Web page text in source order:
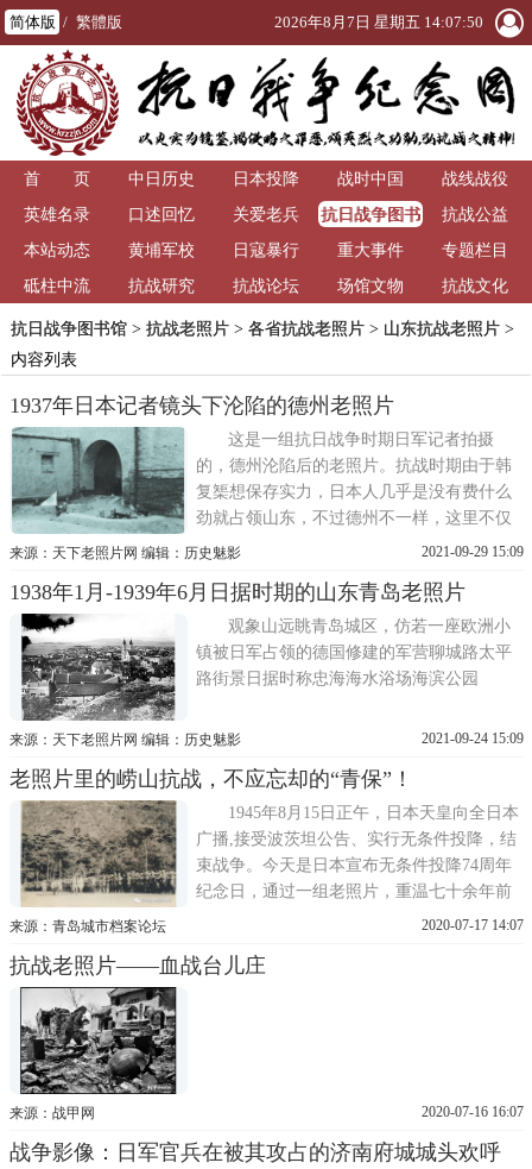
简体版 / 繁體版 2026年8月7日 星期五 14:07:50
首 页 中日历史 日本投降 战时中国
战线战役
英雄名录
口述回忆 关爱老兵
抗日战争图书
馆
抗战公益
本站动态
黄埔军校 日寇暴行 重大事件
专题栏目
砥柱中流
抗战研究 抗战论坛 场馆文物 抗战文化
抗日战争图书馆> 抗战老照片> 各省抗战老照片> 山东抗战老照片>
内容列表
1937年日本记者镜头下沦陷的德州老照片
这是一组抗日战争时期日军记者拍摄
的，德州沦陷后的老照片。抗战时期由于韩
复榘想保存实力，日本人几乎是没有费什么
劲就占领山东，不过德州不一样，这里不仅
发生过战斗，甚至还让日寇吃尽了苦头。当
实是属于河北省的，这也不奇怪，我们现在
看到的德州地图就很有意思，德州市区就在
山东和河北的交界处，
来源：天下老照片网 编辑：历史魅影 2021-09-29 15:09
1938年1月‐1939年6月日据时期的山东青岛老照片
观象山远眺青岛城区，仿若一座欧洲小
镇被日军占领的德国修建的军营聊城路太平
路街景日据时称忠海海水浴场海滨公园
来源：天下老照片网 编辑：历史魅影 2021-09-24 15:09
老照片里的崂山抗战，不应忘却的“青保”！
1945年8月15日正午，日本天皇向全日本
广播,接受波茨坦公告、实行无条件投降，结
束战争。今天是日本宣布无条件投降74周年
纪念日，通过一组老照片，重温七十余年前
那段少有人知的崂山抗战可歌可泣的英勇事
山检阅青保部队抗战爆发后，青岛及附近地
来源：青岛城市档案论坛 2020-07-17 14:07
抗战老照片——血战台儿庄
来源：战甲网 2020-07-16 16:07
战争影像：日军官兵在被其攻占的济南府城城头欢呼